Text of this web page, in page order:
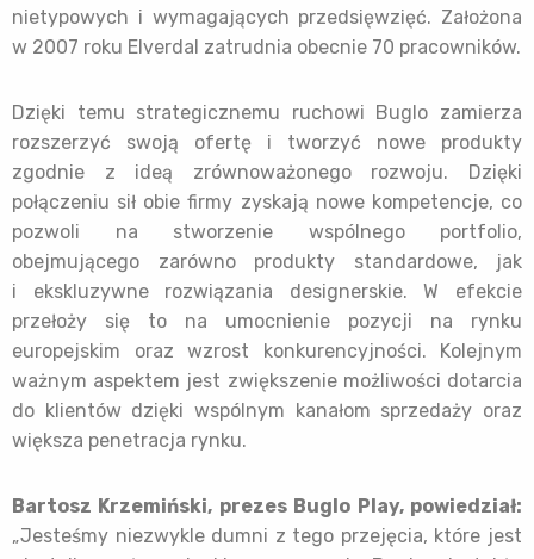
nietypowych i wymagających przedsięwzięć. Założona
w 2007 roku Elverdal zatrudnia obecnie 70 pracowników.
Dzięki temu strategicznemu ruchowi Buglo zamierza
rozszerzyć swoją ofertę i tworzyć nowe produkty
zgodnie z ideą zrównoważonego rozwoju. Dzięki
połączeniu sił obie firmy zyskają nowe kompetencje, co
pozwoli na stworzenie wspólnego portfolio,
obejmującego zarówno produkty standardowe, jak
i ekskluzywne rozwiązania designerskie. W efekcie
przełoży się to na umocnienie pozycji na rynku
europejskim oraz wzrost konkurencyjności. Kolejnym
ważnym aspektem jest zwiększenie możliwości dotarcia
do klientów dzięki wspólnym kanałom sprzedaży oraz
większa penetracja rynku.
Bartosz Krzemiński, prezes Buglo Play, powiedział:
„Jesteśmy niezwykle dumni z tego przejęcia, które jest